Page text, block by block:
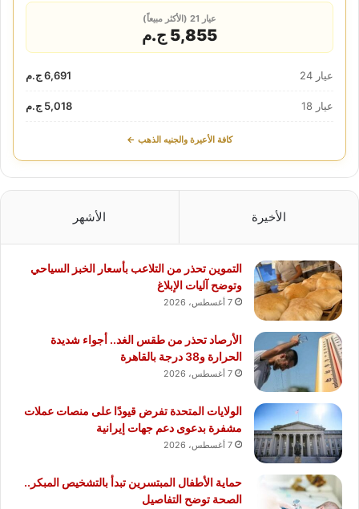
عيار 21 (الأكثر مبيعاً)
5,855 ج.م
عيار 24 6,691 ج.م
عيار 18 5,018 ج.م
كافة الأعيرة والجنيه الذهب ←
الأخيرة الأشهر
التموين تحذر من التلاعب بأسعار الخبز السياحي
وتوضح آليات الإبلاغ
7 أغسطس، 2026
الأرصاد تحذر من طقس الغد.. أجواء شديدة
الحرارة و38 درجة بالقاهرة
7 أغسطس، 2026
الولايات المتحدة تفرض قيودًا على منصات عملات
مشفرة بدعوى دعم جهات إيرانية
7 أغسطس، 2026
حماية الأطفال المبتسرين تبدأ بالتشخيص المبكر..
الصحة توضح التفاصيل